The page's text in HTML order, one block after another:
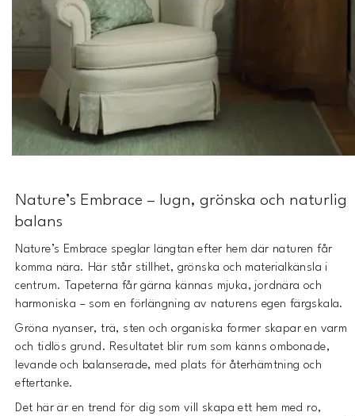
Nature’s Embrace – lugn, grönska och naturlig
balans
Nature’s Embrace speglar längtan efter hem där naturen får
komma nära. Här står stillhet, grönska och materialkänsla i
centrum. Tapeterna får gärna kännas mjuka, jordnära och
harmoniska – som en förlängning av naturens egen färgskala.
Gröna nyanser, trä, sten och organiska former skapar en varm
och tidlös grund. Resultatet blir rum som känns ombonade,
levande och balanserade, med plats för återhämtning och
eftertanke.
Det här är en trend för dig som vill skapa ett hem med ro,